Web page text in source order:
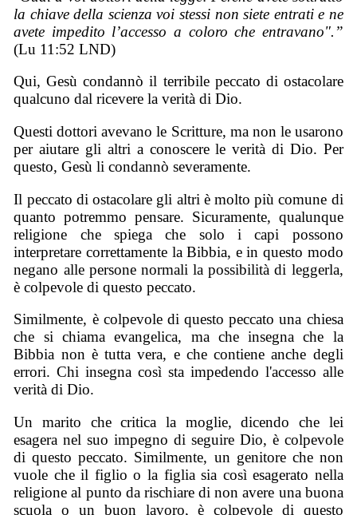
la chiave della scienza voi stessi non siete entrati e ne
avete impedito l’accesso a coloro che entravano".”
(Lu 11:52 LND)
Qui, Gesù condannò il terribile peccato di ostacolare
qualcuno dal ricevere la verità di Dio.
Questi dottori avevano le Scritture, ma non le usarono
per aiutare gli altri a conoscere le verità di Dio. Per
questo, Gesù li condannò severamente.
Il peccato di ostacolare gli altri è molto più comune di
quanto potremmo pensare. Sicuramente, qualunque
religione che spiega che solo i capi possono
interpretare correttamente la Bibbia, e in questo modo
negano alle persone normali la possibilità di leggerla,
è colpevole di questo peccato.
Similmente, è colpevole di questo peccato una chiesa
che si chiama evangelica, ma che insegna che la
Bibbia non è tutta vera, e che contiene anche degli
errori. Chi insegna così sta impedendo l'accesso alle
verità di Dio.
Un marito che critica la moglie, dicendo che lei
esagera nel suo impegno di seguire Dio, è colpevole
di questo peccato. Similmente, un genitore che non
vuole che il figlio o la figlia sia così esagerato nella
religione al punto da rischiare di non avere una buona
scuola o un buon lavoro, è colpevole di questo